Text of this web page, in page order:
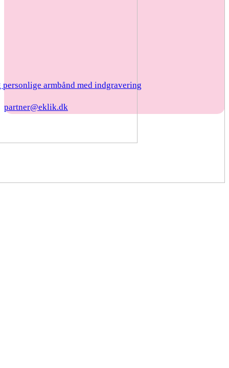
armbånd med indgravering
partner@eklik.dk